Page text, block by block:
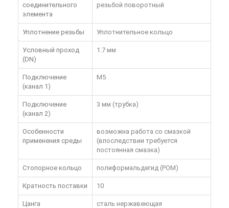
соединительного
элемента
резьбой поворотный
Уплотнение резьбы Уплотнительное кольцо
Условный проход
(DN)
1.7 мм
Подключение
(канал 1)
M5
Подключение
(канал 2)
3 мм (трубка)
Особенности
применения среды
возможна работа со смазкой
(впоследствии требуется
постоянная смазка)
Стопорное кольцо полиформальдегид (POM)
Кратность поставки 10
Цанга сталь нержавеющая